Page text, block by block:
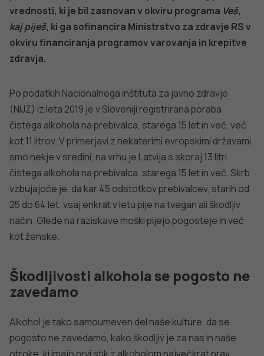
Pri ZPS so pregledali skoraj 100 piv oz. pijač na osnovi
piva. » Piva in radlerji, tudi njihove brezalkoholne različice,
vsebujejo sladkor, tudi njihova energijska vrednost ni
nezanemarljiva. Nadgradnja aplikacije VešKajJeš je zato
podatka o energijski vrednosti katere koli alkoholne
pijače ,« je pojasnila Melita Kogovšek z Zveze
potrošnikov Slovenije.Pomembno je tudi, da so v
aplikacijo vgrajena sporočila, s katerimi potrošnike
ozaveščamo o škodljivostih pitja alkohola in o tem, da
varnega pitja alkohola ni. Aplikaciji so dodane
tudipovezave do spletnih strani, kjer lahko preverite, ali
pijete preveč.
Še več informacij najdete na povezavah
spodaj
Rezultate pregleda, ki so prosto dostopni, si lahko
ogledate naPivo in pijače na osnovi piva: manj